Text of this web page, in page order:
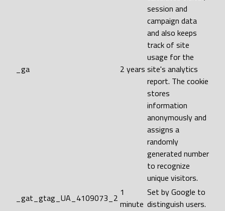
_ga 2 years
session and
campaign data
and also keeps
track of site
usage for the
site's analytics
report. The cookie
stores
information
anonymously and
assigns a
randomly
generated number
to recognize
unique visitors.
_gat_gtag_UA_4109073_2 1
minute
Set by Google to
distinguish users.